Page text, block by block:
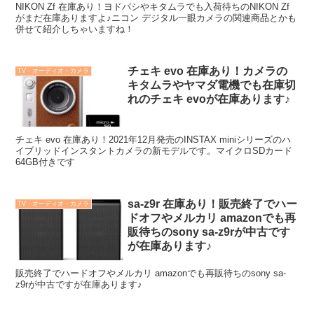
NIKON Zf 在庫あり！ヨドバシやキタムラでも入荷待ちのNIKON Zf
がまだ在庫ありますよ♪ニコン デジタル一眼カメラの関連商品とかも
併せて紹介しちゃいますね！
TV・オーディオ・カメラ
チェキ evo 在庫あり！カメラの
キタムラやヤマダ電機でも在庫切
れのチェキ evoが在庫あります♪
チェキ evo 在庫あり！2021年12月発売のINSTAX miniシリーズのハ
イブリッドインスタントカメラの新モデルです。マイクロSDカード
64GB付きです
TV・オーディオ・カメラ
sa-z9r 在庫あり！販売終了でハー
ドオフやメルカリ amazonでも再
販待ちのsony sa-z9rが中古です
が在庫あります♪
販売終了でハードオフやメルカリ amazonでも再販待ちのsony sa-
z9rが中古ですが在庫あります♪